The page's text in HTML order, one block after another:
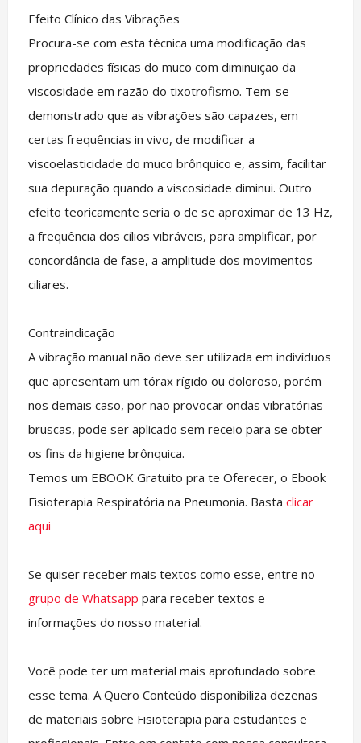
Efeito Clínico das Vibrações
Procura-se com esta técnica uma modificação das
propriedades físicas do muco com diminuição da
viscosidade em razão do tixotrofismo. Tem-se
demonstrado que as vibrações são capazes, em
certas frequências in vivo, de modificar a
viscoelasticidade do muco brônquico e, assim, facilitar
sua depuração quando a viscosidade diminui. Outro
efeito teoricamente seria o de se aproximar de 13 Hz,
a frequência dos cílios vibráveis, para amplificar, por
concordância de fase, a amplitude dos movimentos
ciliares.
Contraindicação
A vibração manual não deve ser utilizada em indivíduos
que apresentam um tórax rígido ou doloroso, porém
nos demais caso, por não provocar ondas vibratórias
bruscas, pode ser aplicado sem receio para se obter
os fins da higiene brônquica.
Temos um EBOOK Gratuito pra te Oferecer, o Ebook
Fisioterapia Respiratória na Pneumonia. Basta clicar
aqui
Se quiser receber mais textos como esse, entre no
grupo de Whatsapp para receber textos e
informações do nosso material.
Você pode ter um material mais aprofundado sobre
esse tema. A Quero Conteúdo disponibiliza dezenas
de materiais sobre Fisioterapia para estudantes e